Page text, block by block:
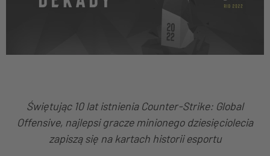
Świętując 10 lat istnienia Counter-Strike: Global
Offensive, najlepsi gracze minionego dziesięciolecia
zapiszą się na kartach historii esportu